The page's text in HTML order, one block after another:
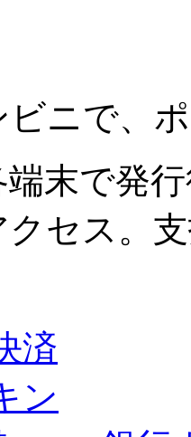
ニで、
末で発
セス。